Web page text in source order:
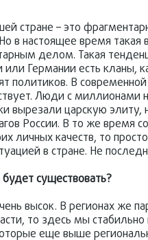
стране – это
в настоящее время
делом. Такая
Германии есть кланы,
политиков. В
Люди с миллионами
царскую элиту,
России. В то же время
личных качеств, то
в стране. Не
существовать?
высок. В регионах же
то здесь мы
еще выше